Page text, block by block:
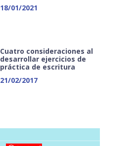
18/01/2021
Cuatro consideraciones al
desarrollar ejercicios de
práctica de escritura
21/02/2017